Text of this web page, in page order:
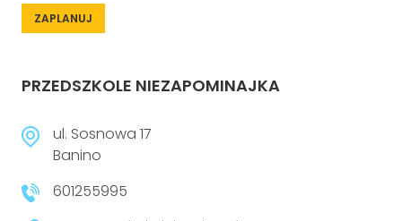
ZAPLANUJ
PRZEDSZKOLE NIEZAPOMINAJKA
ul. Sosnowa 17
Banino
601255995